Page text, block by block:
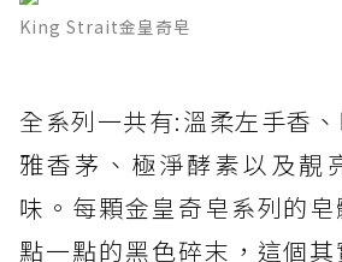
King Strait金皇奇皂
全系列一共有:溫柔左手香
雅香茅、極淨酵素以及靚
味。每顆金皇奇皂系列的
點一點的黑色碎末，這個